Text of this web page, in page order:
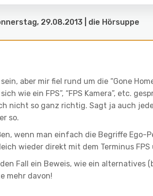
29.08.2013 | die Hörsuppe
aber mir fiel rund um die “Gone
wie ein FPS”, “FPS Kamera”, etc.
nicht so ganz richtig. Sagt ja auch
so.
wenn man einfach die Begriffe Ego-
wieder direkt mit dem Terminus FPS
Fall ein Beweis, wie ein alternatives
mehr davon!